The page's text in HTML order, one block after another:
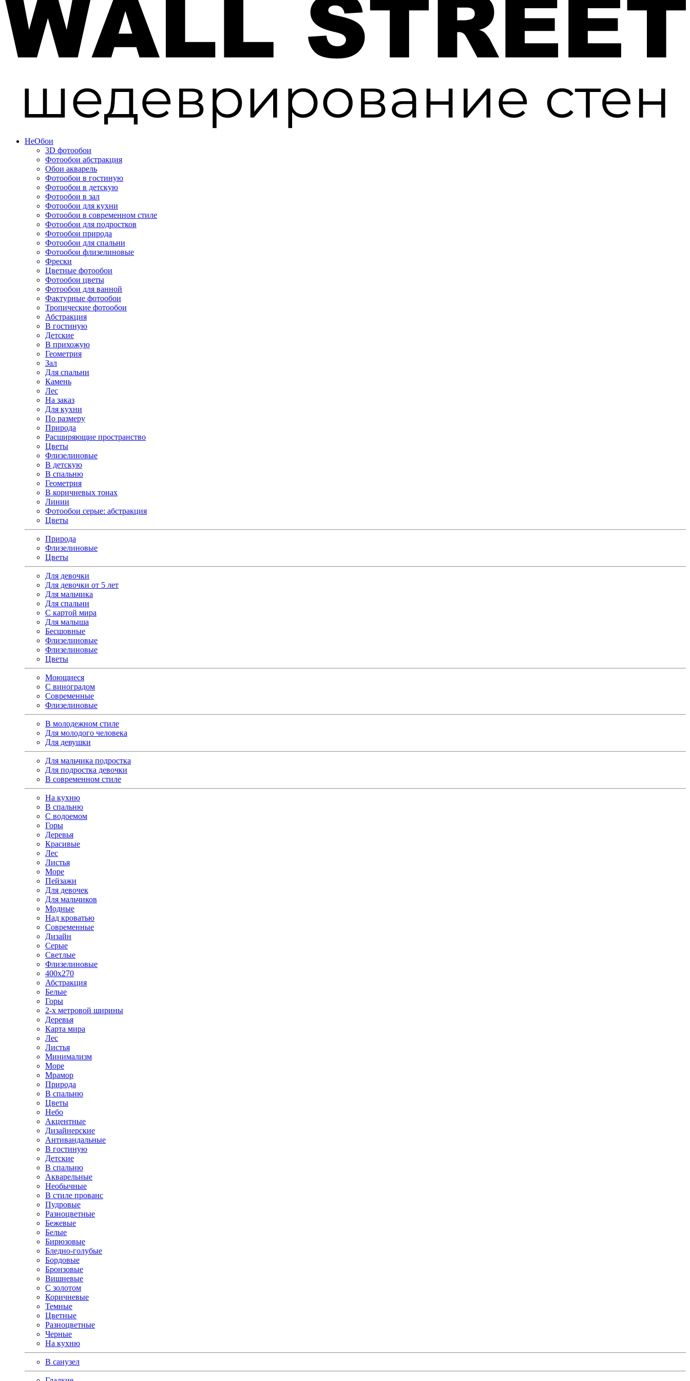
НеОбои
3D фотообои
Фотообои абстракция
Обои акварель
Фотообои в гостиную
Фотообои в детскую
Фотообои в зал
Фотообои для кухни
Фотообои в современном стиле
Фотообои для подростков
Фотообои природа
Фотообои для спальни
Фотообои флизелиновые
Фрески
Цветные фотообои
Фотообои цветы
Фотообои для ванной
Фактурные фотообои
Тропические фотообои
Абстракция
В гостиную
Детские
В прихожую
Геометрия
Зал
Для спальни
Камень
Лес
На заказ
Для кухни
По размеру
Природа
Расширяющие пространство
Цветы
Флизелиновые
В детскую
В спальню
Геометрия
В коричневых тонах
Линии
Фотообои серые: абстракция
Цветы
Природа
Флизелиновые
Цветы
Для девочки
Для девочки от 5 лет
Для мальчика
Для спальни
С картой мира
Для малыша
Бесшовные
Флизелиновые
Флизелиновые
Цветы
Моющиеся
С виноградом
Современные
Флизелиновые
В молодежном стиле
Для молодого человека
Для девушки
Для мальчика подростка
Для подростка девочки
В современном стиле
На кухню
В спальню
С водоемом
Горы
Деревья
Красивые
Лес
Листья
Море
Пейзажи
Для девочек
Для мальчиков
Модные
Над кроватью
Современные
Дизайн
Серые
Светлые
Флизелиновые
400х270
Абстракция
Белые
Горы
2-х метровой ширины
Деревья
Карта мира
Лес
Листья
Минимализм
Море
Мрамор
Природа
В спальню
Цветы
Небо
Акцентные
Дизайнерские
Антивандальные
В гостиную
Детские
В спальню
Акварельные
Необычные
В стиле прованс
Пудровые
Разноцветные
Бежевые
Белые
Бирюзовые
Бледно-голубые
Бордовые
Бронзовые
Вишневые
С золотом
Коричневые
Темные
Цветные
Разноцветные
Черные
На кухню
В санузел